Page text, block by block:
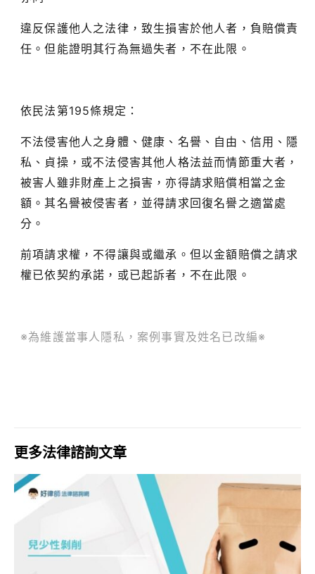
違反保護他人之法律，致生損害於他人者，負賠償責
任。但能證明其行為無過失者，不在此限。
依民法第195條規定：
不法侵害他人之身體、健康、名譽、自由、信用、隱
私、貞操，或不法侵害其他人格法益而情節重大者，
被害人雖非財產上之損害，亦得請求賠償相當之金
額。其名譽被侵害者，並得請求回復名譽之適當處
分。
前項請求權，不得讓與或繼承。但以金額賠償之請求
權已依契約承諾，或已起訴者，不在此限。
※為維護當事人隱私，案例事實及姓名已改編※
更多法律諮詢文章